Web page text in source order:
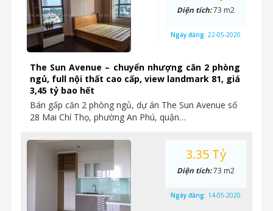
The Sun Avenue – chuyển nhượng căn 2 phòng
ngủ, full nội thất cao cấp, view landmark 81, giá
3,45 tỷ bao hết
Bán gấp căn 2 phòng ngủ, dự án The Sun Avenue số
28 Mai Chí Thọ, phường An Phú, quận…
Diện tích:73 m2
Ngày đăng: 22-05-2020
3.35 Tỷ
Diện tích:73 m2
Ngày đăng: 14-05-2020